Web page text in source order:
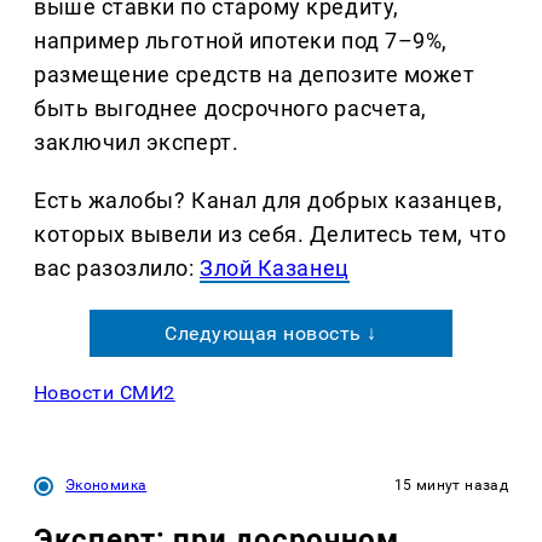
выше ставки по старому кредиту,
например льготной ипотеки под 7–9%,
размещение средств на депозите может
быть выгоднее досрочного расчета,
заключил эксперт.
Есть жалобы? Канал для добрых казанцев,
которых вывели из себя. Делитеcь тем, что
вас разозлило:Злой Казанец
Следующая новость ↓
Новости СМИ2
Экономика 15 минут назад